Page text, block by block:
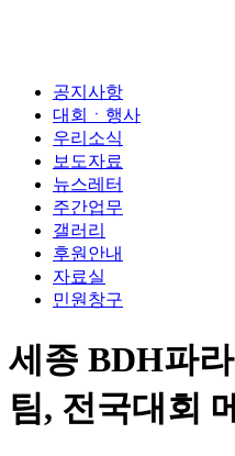
공지사항
대회ㆍ행사
우리소식
보도자료
뉴스레터
주간업무
갤러리
후원안내
자료실
민원창구
세종 BDH파
팀, 전국대회